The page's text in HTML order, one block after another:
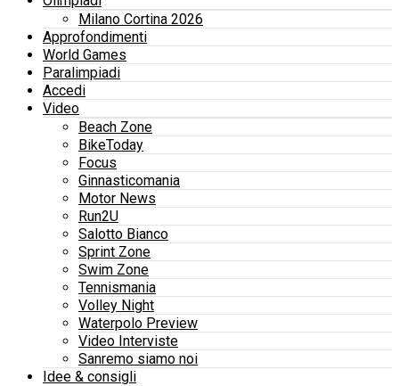
Milano Cortina 2026
Approfondimenti
World Games
Paralimpiadi
Accedi
Video
Beach Zone
BikeToday
Focus
Ginnasticomania
Motor News
Run2U
Salotto Bianco
Sprint Zone
Swim Zone
Tennismania
Volley Night
Waterpolo Preview
Video Interviste
Sanremo siamo noi
Idee & consigli